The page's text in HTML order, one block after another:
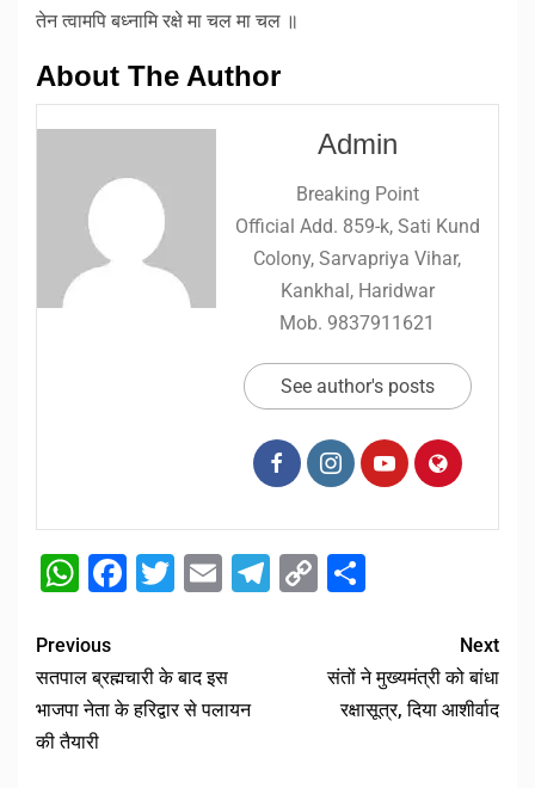
तेन त्वामपि बध्नामि रक्षे मा चल मा चल ॥
About The Author
Admin
Breaking Point
Official Add. 859-k, Sati Kund
Colony, Sarvapriya Vihar,
Kankhal, Haridwar
Mob. 9837911621
See author's posts
WhatsApp
Facebook
Twitter
EmailTelegram
Copy
Previous
सतपाल ब्रह्मचारी के बाद इस
भाजपा नेता के हरिद्वार से पलायन
की तैयारी
Next
संतों ने मुख्यमंत्री को बांधा
रक्षासूत्र, दिया आशीर्वाद